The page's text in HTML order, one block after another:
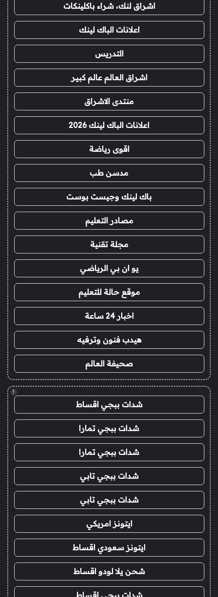
اشراق لنك، شراء باكلينكات
اعلانات الباك لينك
التدريس
اشراق العالم عالم كبير
منتدى الاشراق
اعلانات الباك لينك 2026
اقوى رياضة
مدسن طب
باك لينك وجيست بوست
مصادر التعليم
مجلة تقنية
يو ان بي الرياضي
موقع حالة للتعليم
اخبار 24 ساعة
هيدب فنون وترفيه
صحيفة العالم
!
شدات ببجي اقساط
شدات ببجي تمارا
شدات ببجي تمارا
شدات ببجي تابي
شدات ببجي تابي
ايتونز امريكي
ايتونز سعودي اقساط
شحن يلا لودو اقساط
شدات ببجي اقساط